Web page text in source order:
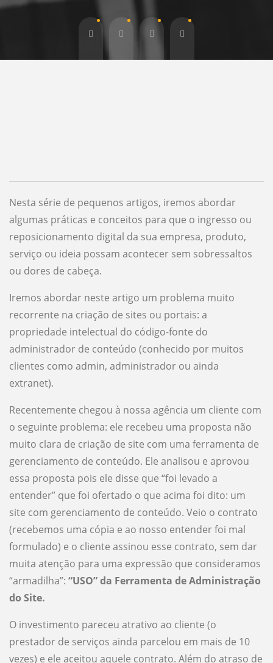
Nesta série de pequenos artigos, iremos abordar
algumas práticas e conceitos para que o ingresso ou
reposicionamento digital da sua empresa, produto,
serviço ou ideia possam acontecer sem sobressaltos
ou dores de cabeça.
Iremos abordar neste artigo um problema muito
recorrente na criação de sites ou portais: a
propriedade intelectual do código-fonte do
administrador de conteúdo (conhecido por muitos
clientes como admin, administrador ou ainda
extranet).
Recentemente chegou à nossa agência um cliente com
o seguinte problema: ele recebeu uma proposta não
muito clara de criação de site com uma ferramenta de
gerenciamento de conteúdo. Ele analisou e aprovou
essa proposta pois ele disse que “foi levado a
entender” que foi ofertado o que acima foi dito: um
site com gerenciamento de conteúdo. Veio o contrato
(recebemos uma cópia e ao nosso entender foi mal
formulado) e o cliente assinou esse contrato, sem dar
muita atenção para uma expressão que consideramos
“armadilha”: “USO” da Ferramenta de Administração
do Site.
O investimento pareceu atrativo ao cliente (o
prestador de serviços ainda parcelou em mais de 10
vezes) e ele aceitou aquele contrato. Além do atraso de